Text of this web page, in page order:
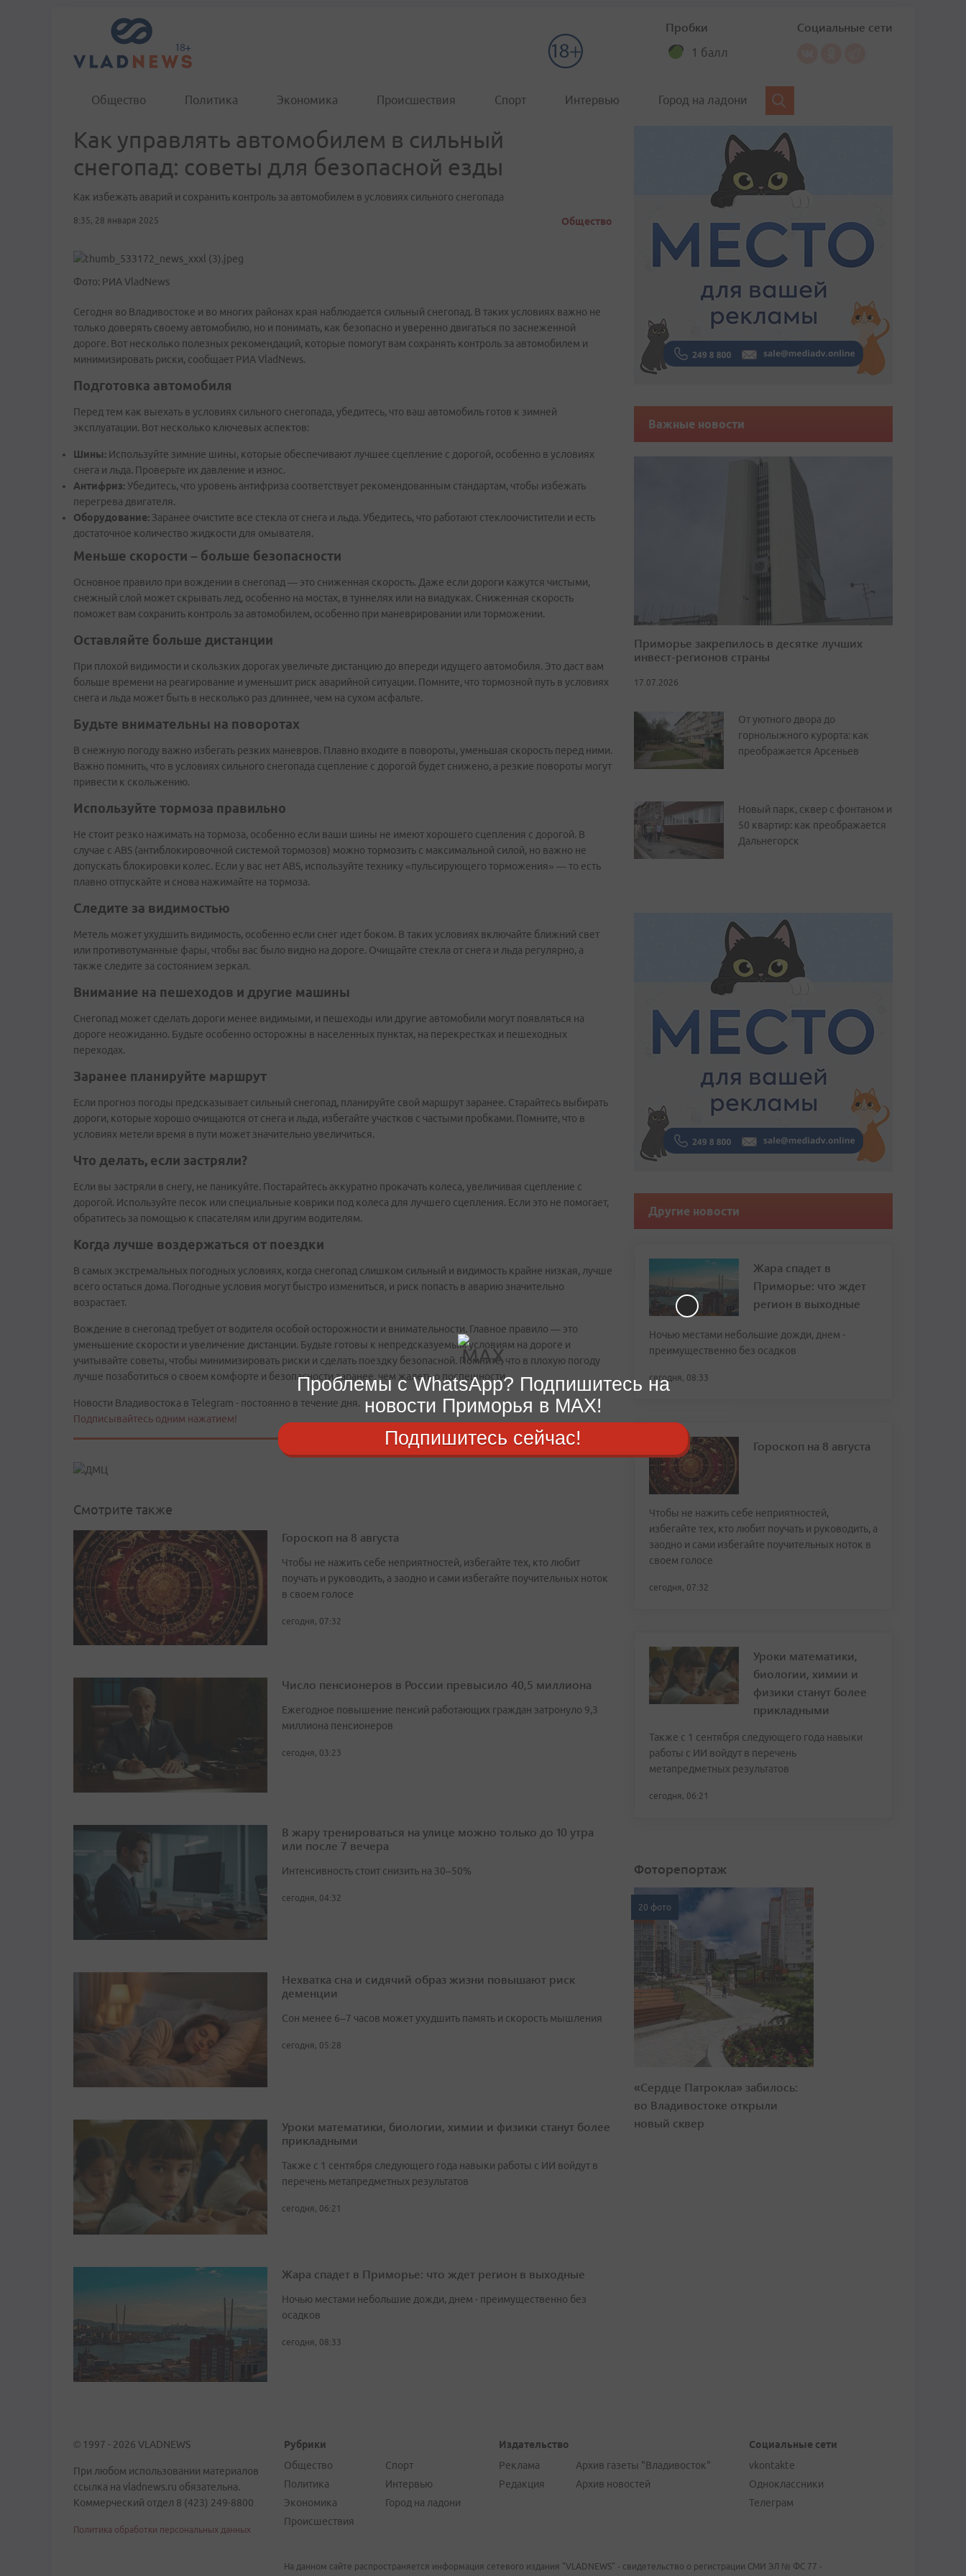
Пробки
1 балл
Социальные сети
Общество Политика Экономика Происшествия Спорт Интервью Город на ладони
Как управлять автомобилем в сильный
снегопад: советы для безопасной езды
Как избежать аварий и сохранить контроль за автомобилем в условиях сильного снегопада
8:35, 28 января 2025 Общество
Фото: РИА VladNews
Сегодня во Владивостоке и во многих районах края наблюдается сильный снегопад. В таких условиях важно не
только доверять своему автомобилю, но и понимать, как безопасно и уверенно двигаться по заснеженной
дороге. Вот несколько полезных рекомендаций, которые помогут вам сохранять контроль за автомобилем и
минимизировать риски, сообщает РИА VladNews.
Подготовка автомобиля
Перед тем как выехать в условиях сильного снегопада, убедитесь, что ваш автомобиль готов к зимней
эксплуатации. Вот несколько ключевых аспектов:
Шины: Используйте зимние шины, которые обеспечивают лучшее сцепление с дорогой, особенно в условиях
снега и льда. Проверьте их давление и износ.
Антифриз: Убедитесь, что уровень антифриза соответствует рекомендованным стандартам, чтобы избежать
перегрева двигателя.
Оборудование: Заранее очистите все стекла от снега и льда. Убедитесь, что работают стеклоочистители и есть
достаточное количество жидкости для омывателя.
Меньше скорости – больше безопасности
Основное правило при вождении в снегопад — это сниженная скорость. Даже если дороги кажутся чистыми,
снежный слой может скрывать лед, особенно на мостах, в туннелях или на виадуках. Сниженная скорость
поможет вам сохранить контроль за автомобилем, особенно при маневрировании или торможении.
Оставляйте больше дистанции
При плохой видимости и скользких дорогах увеличьте дистанцию до впереди идущего автомобиля. Это даст вам
больше времени на реагирование и уменьшит риск аварийной ситуации. Помните, что тормозной путь в условиях
снега и льда может быть в несколько раз длиннее, чем на сухом асфальте.
Будьте внимательны на поворотах
В снежную погоду важно избегать резких маневров. Плавно входите в повороты, уменьшая скорость перед ними.
Важно помнить, что в условиях сильного снегопада сцепление с дорогой будет снижено, а резкие повороты могут
привести к скольжению.
Используйте тормоза правильно
Не стоит резко нажимать на тормоза, особенно если ваши шины не имеют хорошего сцепления с дорогой. В
случае с ABS (антиблокировочной системой тормозов) можно тормозить с максимальной силой, но важно не
допускать блокировки колес. Если у вас нет ABS, используйте технику «пульсирующего торможения» — то есть
плавно отпускайте и снова нажимайте на тормоза.
Следите за видимостью
Метель может ухудшить видимость, особенно если снег идет боком. В таких условиях включайте ближний свет
или противотуманные фары, чтобы вас было видно на дороге. Очищайте стекла от снега и льда регулярно, а
также следите за состоянием зеркал.
Внимание на пешеходов и другие машины
Снегопад может сделать дороги менее видимыми, и пешеходы или другие автомобили могут появляться на
дороге неожиданно. Будьте особенно осторожны в населенных пунктах, на перекрестках и пешеходных
переходах.
Заранее планируйте маршрут
Если прогноз погоды предсказывает сильный снегопад, планируйте свой маршрут заранее. Старайтесь выбирать
дороги, которые хорошо очищаются от снега и льда, избегайте участков с частыми пробками. Помните, что в
условиях метели время в пути может значительно увеличиться.
Что делать, если застряли?
Если вы застряли в снегу, не паникуйте. Постарайтесь аккуратно прокачать колеса, увеличивая сцепление с
дорогой. Используйте песок или специальные коврики под колеса для лучшего сцепления. Если это не помогает,
обратитесь за помощью к спасателям или другим водителям.
Когда лучше воздержаться от поездки
В самых экстремальных погодных условиях, когда снегопад слишком сильный и видимость крайне низкая, лучше
всего остаться дома. Погодные условия могут быстро измениться, и риск попасть в аварию значительно
возрастает.
Вождение в снегопад требует от водителя особой осторожности и внимательности. Главное правило — это
уменьшение скорости и увеличение дистанции. Будьте готовы к непредсказуемым условиям на дороге и
учитывайте советы, чтобы минимизировать риски и сделать поездку безопасной. Помните, что в плохую погоду
лучше позаботиться о своем комфорте и безопасности заранее, чем жалеть о поспешности.
Новости Владивостока в Telegram - постоянно в течение дня.
Подписывайтесь одним нажатием!
Смотрите также
Гороскоп на 8 августа
Чтобы не нажить себе неприятностей, избегайте тех, кто любит
поучать и руководить, а заодно и сами избегайте поучительных ноток
в своем голосе
сегодня, 07:32
Число пенсионеров в России превысило 40,5 миллиона
Ежегодное повышение пенсий работающих граждан затронуло 9,3
миллиона пенсионеров
сегодня, 03:23
В жару тренироваться на улице можно только до 10 утра
или после 7 вечера
Интенсивность стоит снизить на 30–50%
сегодня, 04:32
Нехватка сна и сидячий образ жизни повышают риск
деменции
Сон менее 6–7 часов может ухудшить память и скорость мышления
сегодня, 05:28
Уроки математики, биологии, химии и физики станут более
прикладными
Также с 1 сентября следующего года навыки работы с ИИ войдут в
перечень метапредметных результатов
сегодня, 06:21
Жара спадет в Приморье: что ждет регион в выходные
Ночью местами небольшие дожди, днем - преимущественно без
осадков
сегодня, 08:33
Важные новости
Приморье закрепилось в десятке лучших
инвест-регионов страны
17.07.2026
От уютного двора до
горнолыжного курорта: как
преображается Арсеньев
Новый парк, сквер с фонтаном и
50 квартир: как преображается
Дальнегорск
Другие новости
Жара спадет в
Приморье: что ждет
регион в выходные
Ночью местами небольшие дожди, днем -
преимущественно без осадков
сегодня, 08:33
Гороскоп на 8 августа
Чтобы не нажить себе неприятностей,
избегайте тех, кто любит поучать и руководить, а
заодно и сами избегайте поучительных ноток в
своем голосе
сегодня, 07:32
Уроки математики,
биологии, химии и
физики станут более
прикладными
Также с 1 сентября следующего года навыки
работы с ИИ войдут в перечень
метапредметных результатов
сегодня, 06:21
Фоторепортаж
20 фото
«Сердце Патрокла» забилось:
во Владивостоке открыли
новый сквер
© 1997 - 2026 VLADNEWS
При любом использовании материалов
ссылка на vladnews.ru обязательна.
Коммерческий отдел 8 (423) 249-8800
Политика обработки персональных данных
Рубрики
Общество
Политика
Экономика
Происшествия
Спорт
Интервью
Город на ладони
Издательство
Реклама
Редакция
Архив газеты "Владивосток"
Архив новостей
Социальные сети
vkontakte
Одноклассники
Телеграм
На данном сайте распространяется информация сетевого издания "VLADNEWS" - свидетельство о регистрации СМИ ЭЛ № ФС 77 -
Проблемы с WhatsApp? Подпишитесь на
новости Приморья в MAX!
Подпишитесь сейчас!